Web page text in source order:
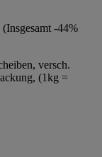
-44%
versch.
(1kg =